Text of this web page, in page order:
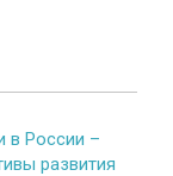
в России –
развития